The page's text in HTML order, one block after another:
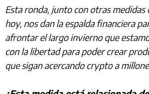
Esta ronda, junto con otras medidas
hoy, nos dan la espalda financiera
afrontar el largo invierno que
con la libertad para poder crear
que sigan acercando crypto a